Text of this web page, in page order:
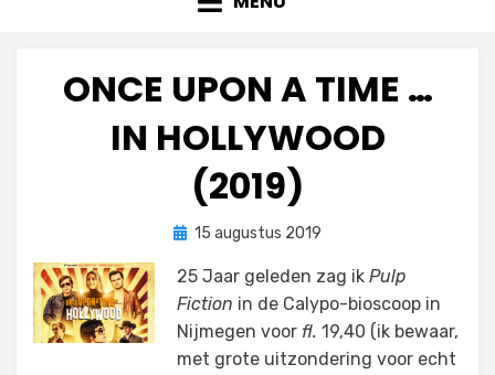
ONCE UPON A TIME …
IN HOLLYWOOD
(2019)
doorFilmofiel.nl
Geplaatst
15 augustus 2019
25 Jaar geleden zag ik Pulp
Fiction in de Calypo-bioscoop in
Nijmegen voor fl. 19,40 (ik bewaar,
met grote uitzondering voor echt